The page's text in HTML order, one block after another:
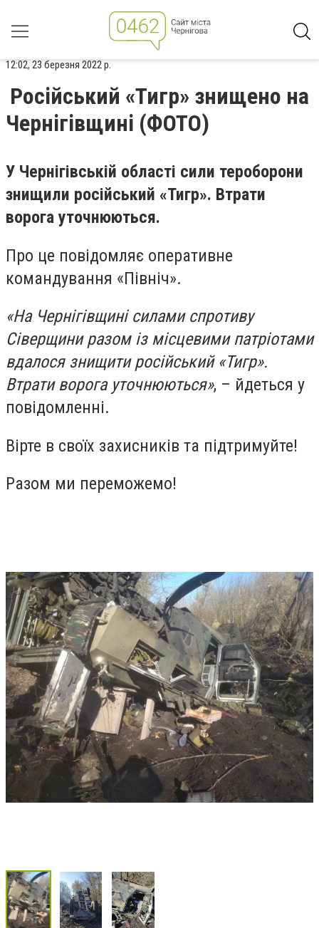
12:02, 23 березня 2022 р.
Російський «Тигр» знищено на
Чернігівщині (ФОТО)
У Чернігівській області сили тероборони
знищили російський «Тигр». Втрати
ворога уточнюються.
Про це повідомляє оперативне
командування «Північ».
«На Чернігівщині силами спротиву
Сіверщини разом із місцевими патріотами
вдалося знищити російський «Тигр».
Втрати ворога уточнюються», – йдеться у
повідомленні.
Вірте в своїх захисників та підтримуйте!
Разом ми переможемо!